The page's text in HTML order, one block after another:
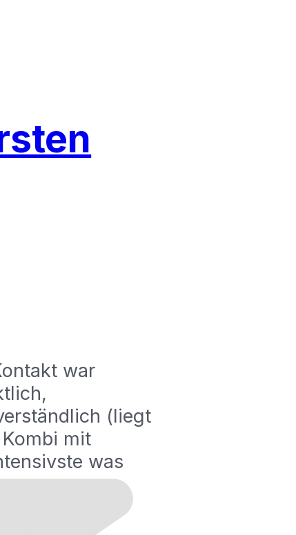
war
(liegt
mit
was